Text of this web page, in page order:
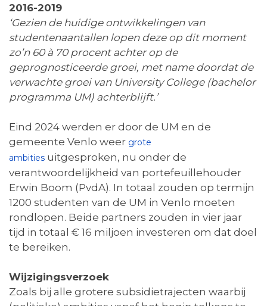
2016-2019
‘Gezien de huidige ontwikkelingen van
studentenaantallen lopen deze op dit moment
zo’n 60 à 70 procent achter op de
geprognosticeerde groei, met name doordat de
verwachte groei van University College (bachelor
programma UM) achterblijft.’
Eind 2024 werden er door de UM en de
gemeente Venlo weer grote
ambities uitgesproken, nu onder de
verantwoordelijkheid van portefeuillehouder
Erwin Boom (PvdA). In totaal zouden op termijn
1200 studenten van de UM in Venlo moeten
rondlopen. Beide partners zouden in vier jaar
tijd in totaal € 16 miljoen investeren om dat doel
te bereiken.
Wijzigingsverzoek
Zoals bij alle grotere subsidietrajecten waarbij